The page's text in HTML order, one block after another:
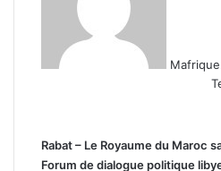
Rabat – Le Royaume du Maroc
Forum de dialogue politique